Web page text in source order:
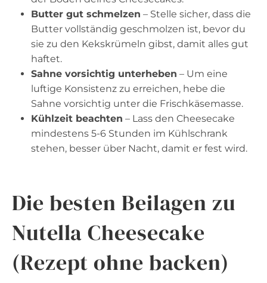
Butter gut schmelzen – Stelle sicher, dass die
Butter vollständig geschmolzen ist, bevor du
sie zu den Kekskrümeln gibst, damit alles gut
haftet.
Sahne vorsichtig unterheben – Um eine
luftige Konsistenz zu erreichen, hebe die
Sahne vorsichtig unter die Frischkäsemasse.
Kühlzeit beachten – Lass den Cheesecake
mindestens 5-6 Stunden im Kühlschrank
stehen, besser über Nacht, damit er fest wird.
Die besten Beilagen zu
Nutella Cheesecake
(Rezept ohne backen)